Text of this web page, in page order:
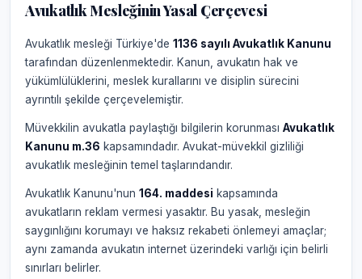
Avukatlık Mesleğinin Yasal Çerçevesi
Avukatlık mesleği Türkiye'de 1136 sayılı Avukatlık Kanunu
tarafından düzenlenmektedir. Kanun, avukatın hak ve
yükümlülüklerini, meslek kurallarını ve disiplin sürecini
ayrıntılı şekilde çerçevelemiştir.
Müvekkilin avukatla paylaştığı bilgilerin korunması Avukatlık
Kanunu m.36 kapsamındadır. Avukat-müvekkil gizliliği
avukatlık mesleğinin temel taşlarındandır.
Avukatlık Kanunu'nun 164. maddesi kapsamında
avukatların reklam vermesi yasaktır. Bu yasak, mesleğin
saygınlığını korumayı ve haksız rekabeti önlemeyi amaçlar;
aynı zamanda avukatın internet üzerindeki varlığı için belirli
sınırları belirler.